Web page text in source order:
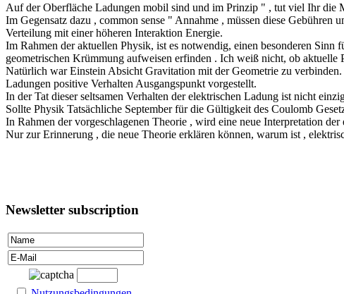
Auf der Oberfläche Ladungen mobil sind und im Prinzip " , tut viel Ihr die
Im Gegensatz dazu , common sense " Annahme , müssen diese
Verteilung mit einer höheren Interaktion Energie.
Im Rahmen der aktuellen Physik, ist es notwendig, einen besonderen
geometrischen Krümmung aufweisen erfinden . Ich weiß nicht, ob
Natürlich war Einstein Absicht Gravitation mit der Geometrie zu
Ladungen positive Verhalten Ausgangspunkt vorgestellt.
In der Tat dieser seltsamen Verhalten der elektrischen Ladung ist nicht
Sollte Physik Tatsächliche September für die Gültigkeit des Coulomb
In Rahmen der vorgeschlagenen Theorie , wird eine neue Interpretation
Nur zur Erinnerung , die neue Theorie erklären können, warum ist ,
Newsletter subscription